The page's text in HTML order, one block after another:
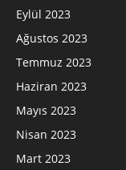
Eylül 2023
Ağustos 2023
Temmuz 2023
Haziran 2023
Mayıs 2023
Nisan 2023
Mart 2023